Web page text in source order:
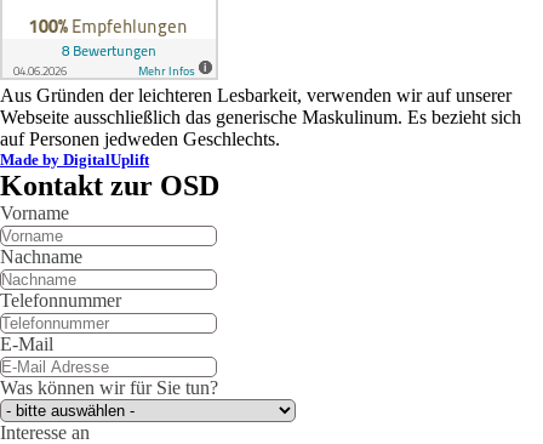
Aus Gründen der leichteren Lesbarkeit, verwenden wir auf unserer
Webseite ausschließlich das generische Maskulinum. Es bezieht sich
auf Personen jedweden Geschlechts.
Made by DigitalUplift
Kontakt zur OSD
Vorname
Nachname
Telefonnummer
E-Mail
Was können wir für Sie tun?
Interesse an